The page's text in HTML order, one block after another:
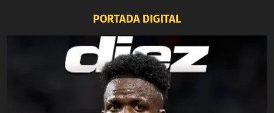
PORTADA DIGITAL